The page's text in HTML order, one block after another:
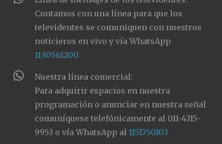
Contamos con una línea para que los
televidentes se comuniquen con nuestros
noticieros en vivo y vía WhatsApp
1130561200
Nuestra línea comercial:
Para adquirir espacios en nuestra
programación o anunciar en nuestra señal
comuníquese telefónicamente al 011-4315-
9953 o vía WhatsApp al1151750103